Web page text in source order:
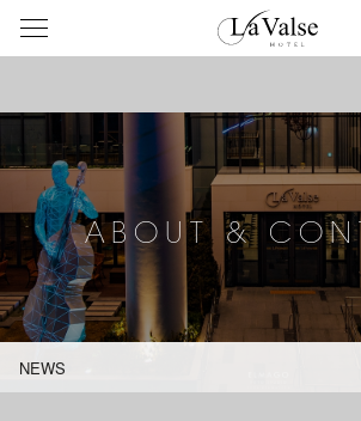
라
발
스
호
텔
FACILITIES ABOUT & CONTACT
ABOUT &
NEWS